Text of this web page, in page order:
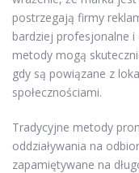
postrzegają firmy
bardziej profesjonalne
metody mogą
gdy są powiązane z
społecznościami.
Tradycyjne metody
oddziaływania na
zapamiętywane na